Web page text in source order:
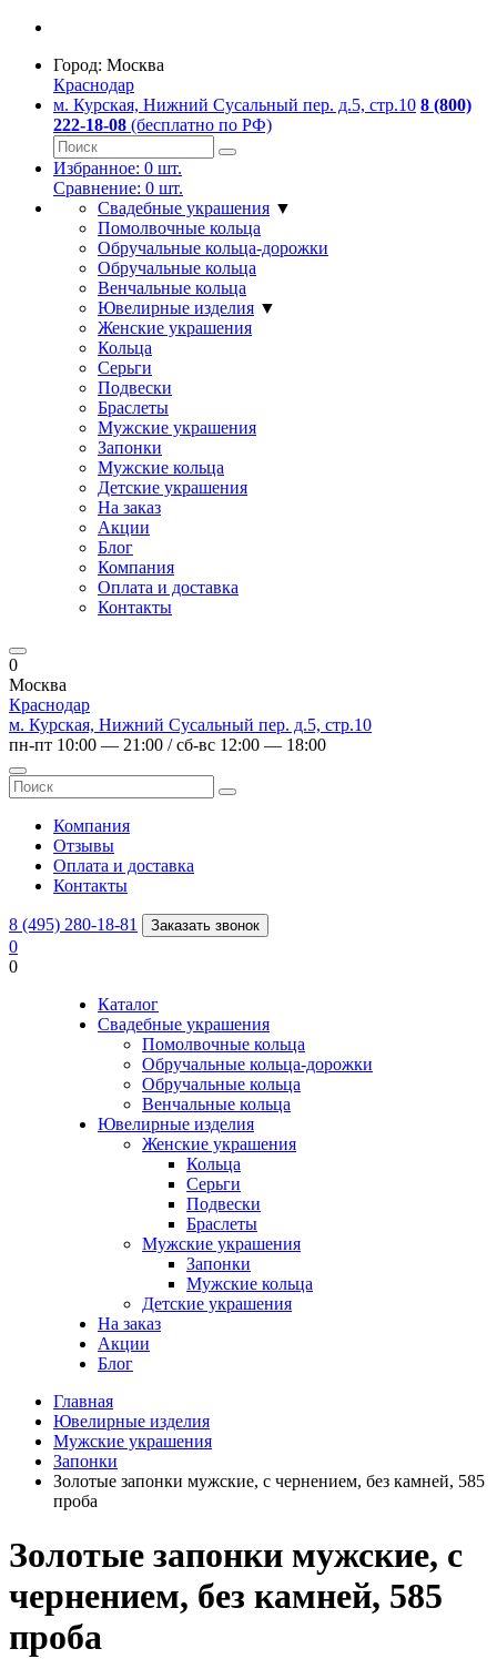
Город: Москва
Краснодар
м. Курская, Нижний Сусальный пер. д.5, стр.10 8 (800)
222-18-08 (бесплатно по РФ)
Избранное: 0 шт.
Сравнение: 0 шт.
Свадебные украшения ▼
Помолвочные кольца
Обручальные кольца-дорожки
Обручальные кольца
Венчальные кольца
Ювелирные изделия ▼
Женские украшения
Кольца
Серьги
Подвески
Браслеты
Мужские украшения
Запонки
Мужские кольца
Детские украшения
На заказ
Акции
Блог
Компания
Оплата и доставка
Контакты
0
Москва
Краснодар
м. Курская, Нижний Сусальный пер. д.5, стр.10
пн-пт 10:00 — 21:00 / сб-вс 12:00 — 18:00
Компания
Отзывы
Оплата и доставка
Контакты
8 (495) 280-18-81 Заказать звонок
0
0
Каталог
Свадебные украшения
Помолвочные кольца
Обручальные кольца-дорожки
Обручальные кольца
Венчальные кольца
Ювелирные изделия
Женские украшения
Кольца
Серьги
Подвески
Браслеты
Мужские украшения
Запонки
Мужские кольца
Детские украшения
На заказ
Акции
Блог
Главная
Ювелирные изделия
Мужские украшения
Запонки
Золотые запонки мужские, с чернением, без камней, 585
проба
Золотые запонки мужские, с
чернением, без камней, 585
проба